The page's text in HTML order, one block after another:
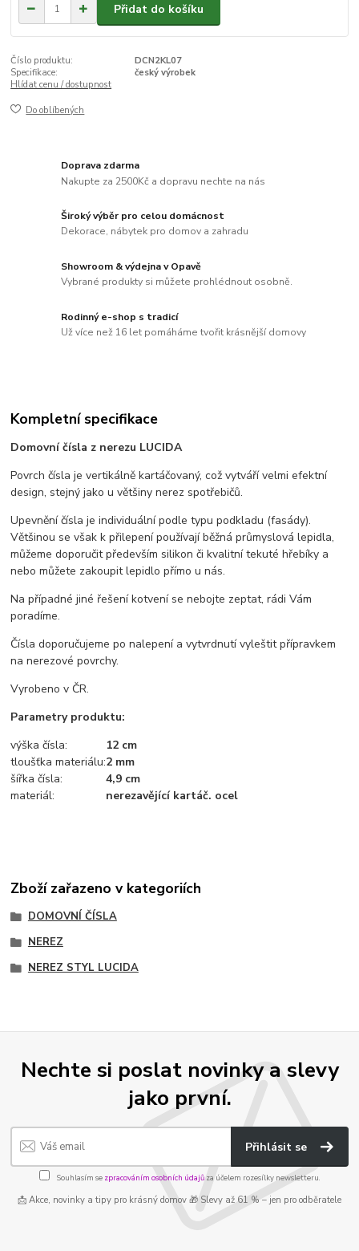
Přidat do košíku
Číslo produktu:
DCN2KL07
Specifikace:
český výrobek
Hlídat cenu / dostupnost
Do oblíbených
Doprava zdarma
Nakupte za 2500Kč a dopravu nechte na nás
Široký výběr pro celou domácnost
Dekorace, nábytek pro domov a zahradu
Showroom & výdejna v Opavě
Vybrané produkty si můžete prohlédnout osobně.
Rodinný e-shop s tradicí
Už více než 16 let pomáháme tvořit krásnější domovy
Kompletní specifikace
Domovní čísla z nerezu LUCIDA
Povrch čísla je vertikálně kartáčovaný, což vytváří velmi efektní
design, stejný jako u většiny nerez spotřebičů.
Upevnění čísla je individuální podle typu podkladu (fasády).
Většinou se však k přilepení používají běžná průmyslová lepidla,
můžeme doporučit především silikon či kvalitní tekuté hřebíky a
nebo můžete zakoupit lepidlo přímo u nás.
Na případné jiné řešení kotvení se nebojte zeptat, rádi Vám
poradíme.
Čísla doporučujeme po nalepení a vytvrdnutí vyleštit přípravkem
na nerezové povrchy.
Vyrobeno v ČR.
Parametry produktu:
výška čísla:
12 cm
tloušťka materiálu:2 mm
šířka čísla:
4,9 cm
materiál:
nerezavějící kartáč. ocel
Zboží zařazeno v kategoriích
DOMOVNÍ ČÍSLA
NEREZ
NEREZ STYL LUCIDA
Nechte si poslat novinky a slevy
jako první.
Přihlásit se
Souhlasím se zpracováním osobních údajůza účelem rozesílky newsletteru.
📩 Akce, novinky a tipy pro krásný domov 🎁 Slevy až 61 % – jen pro odběratele